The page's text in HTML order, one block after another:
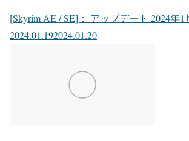
[Skyrim AE / SE]： アップデート 2024年1
2024.01.192024.01.20